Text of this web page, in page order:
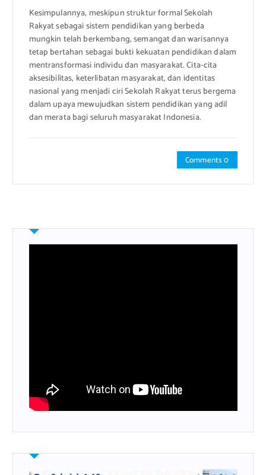
Kesimpulannya, meskipun struktur formal Sekolah
Rakyat sebagai sistem pendidikan yang berbeda
mungkin telah berkembang, semangat dan warisannya
tetap bertahan sebagai bukti kekuatan pendidikan dalam
mentransformasi individu dan masyarakat. Cita-cita
aksesibilitas, keterlibatan masyarakat, dan identitas
nasional yang menjadi ciri Sekolah Rakyat terus bergema
dalam upaya mewujudkan sistem pendidikan yang adil
dan merata bagi seluruh masyarakat Indonesia.
Comments 0